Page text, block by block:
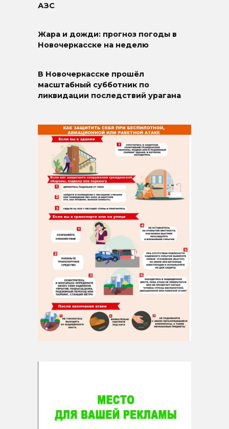
АЗС
Жара и дожди: прогноз погоды в
Новочеркасске на неделю
В Новочеркасске прошёл
масштабный субботник по
ликвидации последствий урагана